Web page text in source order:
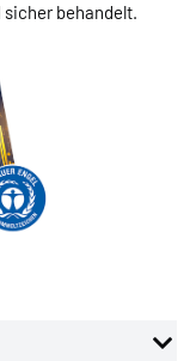
sicher behandelt.